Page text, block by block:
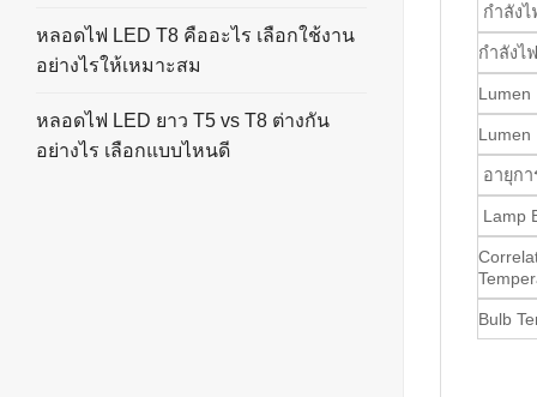
หลอดไฟ LED T8 คืออะไร เลือกใช้งาน
อย่างไรให้เหมาะสม
หลอดไฟ LED ยาว T5 vs T8 ต่างกัน
อย่างไร เลือกแบบไหนดี
กำลัง
กำลังไ
Lumen
อายุก
Lamp
Bulb